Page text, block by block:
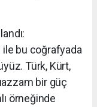
ile bu coğrafyada
Türk, Kürt,
bir güç
örneğinde